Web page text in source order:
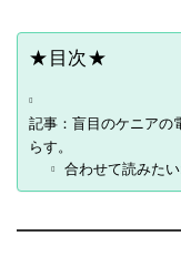
★目次★
記事：盲目のケニアの
らす。
合わせて読みた